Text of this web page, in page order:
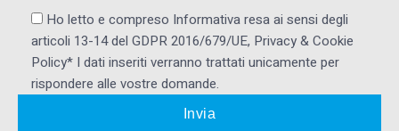
Ho letto e compreso Informativa resa ai ​sensi degli
articoli 13-14 del GDPR 2016/679/UE, Privacy & Cookie
Policy* I dati inseriti verranno trattati unicamente per
rispondere alle vostre domande.